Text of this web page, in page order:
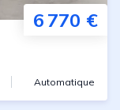
6 770 €
Automatique